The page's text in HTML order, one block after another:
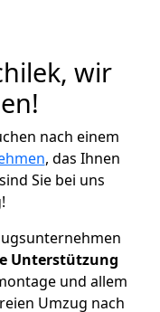
wir
nach einem
, das Ihnen
Sie bei uns
Unterstützung
und allem
Umzug nach